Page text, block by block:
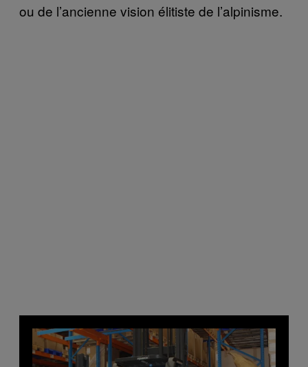
ou de l’ancienne vision élitiste de l’alpinisme.